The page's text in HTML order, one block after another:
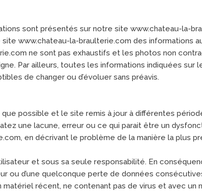
sont présentés sur notre site www.chateau-la-
site www.chateau-la-braulterie.com des informations
ne sont pas exhaustifs et les photos non
Par ailleurs, toutes les informations indiquées sur
de changer ou d’évoluer sans préavis.
possible et le site remis à jour à différentes
une lacune, erreur ou ce qui parait être un
en décrivant le problème de la manière la plus
et sous sa seule responsabilité. En
ou d’une quelconque perte de données
matériel récent, ne contenant pas de virus et avec